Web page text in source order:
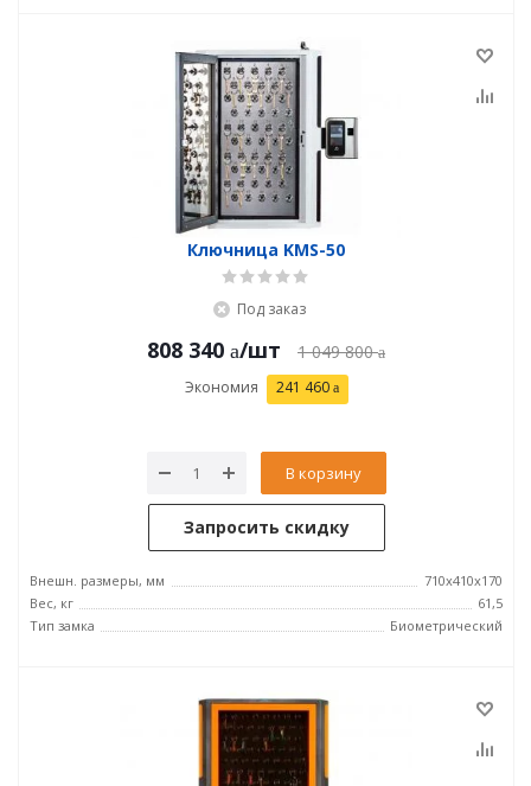
Ключница KMS-50
Под заказ
808 340 /шт 1 049 800
Экономия 241 460
В корзину
Запросить скидку
Внешн. размеры, мм
710x410x170
Вес, кг
61,5
Тип замка
Биометрический